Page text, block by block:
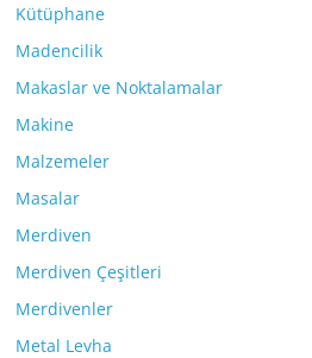
Kütüphane
Madencilik
Makaslar ve Noktalamalar
Makine
Malzemeler
Masalar
Merdiven
Merdiven Çeşitleri
Merdivenler
Metal Levha